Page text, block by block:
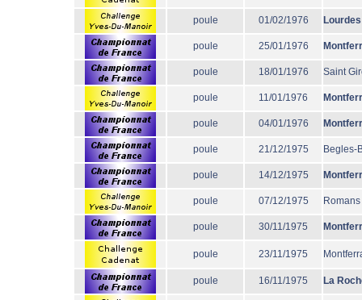
poule 01/02/1976 Lourdes
poule 25/01/1976
poule 18/01/1976 Saint
poule 11/01/1976
poule 04/01/1976
poule 21/12/1975 Begles-
poule 14/12/1975
poule 07/12/1975 Romans
poule 30/11/1975
poule 23/11/1975
poule 16/11/1975 La